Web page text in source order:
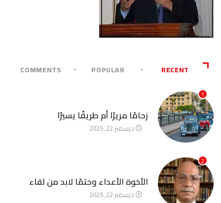
RECENT
POPULAR
COMMENTS
1
زحامًا مريرًا أم طريقًا يسيرًا
ديسمبر 22, 2025
2
الأخوة الأعداء وحتمًا لابد من لقاء
ديسمبر 22, 2025